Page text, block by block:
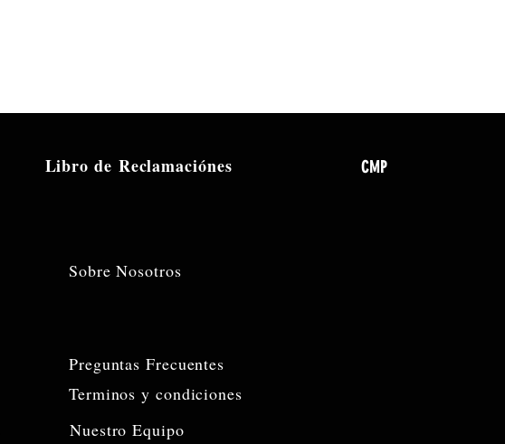
Libro de Reclamaciónes CMP
Sobre Nosotros
Preguntas Frecuentes
Terminos y condiciones
Nuestro Equipo